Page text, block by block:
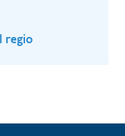
regio